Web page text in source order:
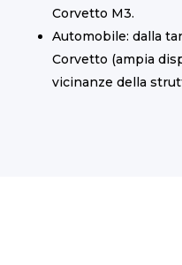
Corvetto M3.
Automobile: dalla
Corvetto (ampia
vicinanze della